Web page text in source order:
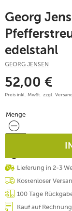
Georg
edelstahl
GEORG JENSEN
52,00 €
Preis inkl. MwSt. zzgl.
Menge
Menge
Lieferung in 2-3
Kostenloser
100 Tage
Kauf auf Rechnung